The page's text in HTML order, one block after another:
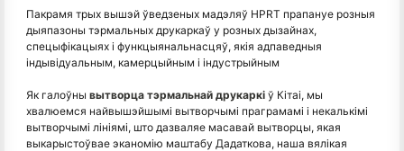
Пакрамя трых вышэй ўведзеных мадэляў HPRT прапануе розныя
дыяпазоны тэрмальных друкаркаў у розных дызайнах,
спецыфікацыях і функцыянальнасцяў, якія адпаведныя
індывідуальным, камерцыйным і індустрыйным
Як галоўны вытворца тэрмальнай друкаркі ў Кітаі, мы
хвалюемся найвышэйшымі вытворчымі праграмамі і некалькімі
вытворчымі лініямі, што дазваляе масавай вытворцы, якая
выкарыстоўвае эканомію маштабу Дадаткова, наша вялікая